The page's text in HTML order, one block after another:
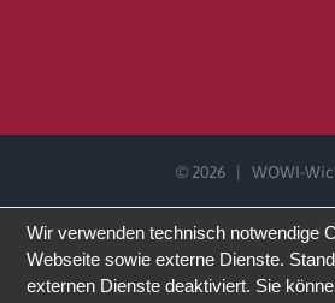
© 2026 | WOWI-
Wir verwenden technisch notwendige
Webseite sowie externe Dienste.
externen Dienste deaktiviert. Sie